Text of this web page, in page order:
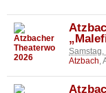
Atzbach,